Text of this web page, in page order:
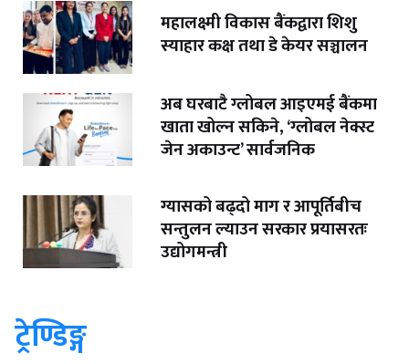
महालक्ष्मी विकास बैंकद्वारा शिशु
स्याहार कक्ष तथा डे केयर सञ्चालन
अब घरबाटै ग्लोबल आइएमई बैंकमा
खाता खोल्न सकिने, ‘ग्लोबल नेक्स्ट
जेन अकाउन्ट’ सार्वजनिक
ग्यासको बढ्दो माग र आपूर्तिबीच
सन्तुलन ल्याउन सरकार प्रयासरतः
उद्योगमन्त्री
ट्रेण्डिङ्ग